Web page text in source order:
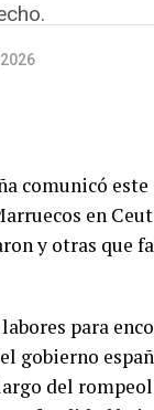
comunicó
en
y otras
para
gobierno
del